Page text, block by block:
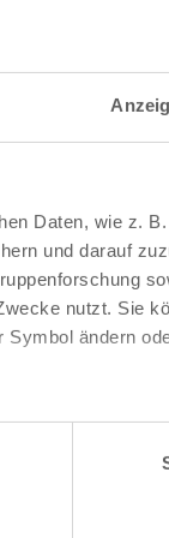
Daten, wie z.
und darauf
nutzt. Sie
ändern
welche bis
Merkmalen
verarbeitet
RVR-
Details